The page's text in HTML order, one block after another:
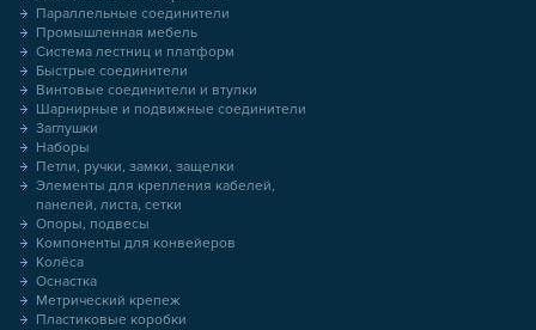
Параллельные соединители
Промышленная мебель
Система лестниц и платформ
Быстрые соединители
Винтовые соединители и втулки
Шарнирные и подвижные соединители
Заглушки
Наборы
Петли, ручки, замки, защелки
Элементы для крепления кабелей,
панелей, листа, сетки
Опоры, подвесы
Компоненты для конвейеров
Колёса
Оснастка
Метрический крепеж
Пластиковые коробки